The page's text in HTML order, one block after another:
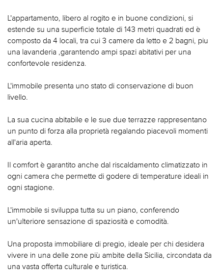
L'appartamento, libero al rogito e in buone condizioni, si
estende su una superficie totale di 143 metri quadrati ed è
composto da 4 locali, tra cui 3 camere da letto e 2 bagni, piu
una lavanderia ,garantendo ampi spazi abitativi per una
confortevole residenza.
L'immobile presenta uno stato di conservazione di buon
livello.
La sua cucina abitabile e le sue due terrazze rappresentano
un punto di forza alla proprietà regalando piacevoli momenti
all'aria aperta.
Il comfort è garantito anche dal riscaldamento climatizzato in
ogni camera che permette di godere di temperature ideali in
ogni stagione.
L'immobile si sviluppa tutta su un piano, conferendo
un'ulteriore sensazione di spaziosità e comodità.
Una proposta immobiliare di pregio, ideale per chi desidera
vivere in una delle zone più ambite della Sicilia, circondata da
una vasta offerta culturale e turistica.